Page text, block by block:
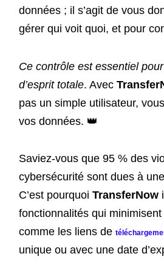
données ; il s’agit de vous
gérer qui voit quoi, et pour
Ce contrôle est essentiel
d’esprit totale. Avec
pas un simple utilisateur,
vos données. 👑
Saviez-vous que 95 % des
cybersécurité sont dues à
C’est pourquoi TransferNow
fonctionnalités qui
comme les liens de
unique ou avec une date